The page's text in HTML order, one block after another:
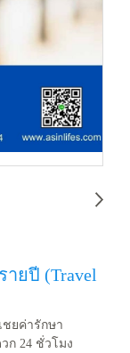
ยปี (Travel
ยค่ารักษา
ก 24 ชั่วโมง